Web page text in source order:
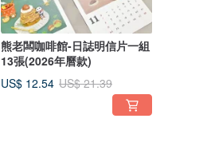
熊老闆咖啡館-日誌明信片一組
13張(2026年曆款)
US$ 12.54 US$ 21.39